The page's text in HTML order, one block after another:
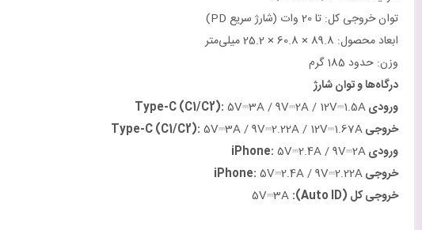
توان خروجی کل: تا 20 وات (شارژ سریع PD)
ابعاد محصول: 89.8 × 60.8 × 25.2 میلی‌متر
وزن: حدود 185 گرم
درگاه‌ها و توان شارژ
ورودی5V⎓3A / 9V⎓2A / 12V⎓1.5A
خروجی5V⎓3A / 9V⎓2.22A / 12V⎓1.67A
ورودی5V⎓2.4A / 9V⎓2A
خروجی5V⎓2.4A / 9V⎓2.22A
خروجی کل (Auto ID):